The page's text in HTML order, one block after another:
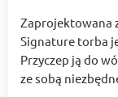
Zaprojektowana
Signature torba
Przyczep ją do
ze sobą